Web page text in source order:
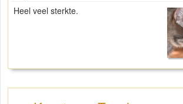
Heel veel sterkte.